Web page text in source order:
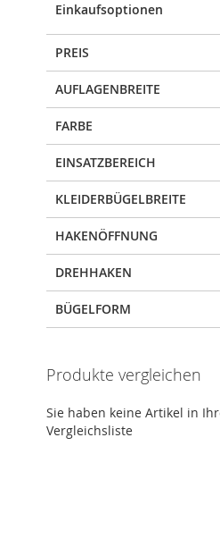
Einkaufsoptionen
PREIS
AUFLAGENBREITE
FARBE
EINSATZBEREICH
KLEIDERBÜGELBREITE
HAKENÖFFNUNG
DREHHAKEN
BÜGELFORM
Produkte vergleichen
Sie haben keine Artikel in
Vergleichsliste